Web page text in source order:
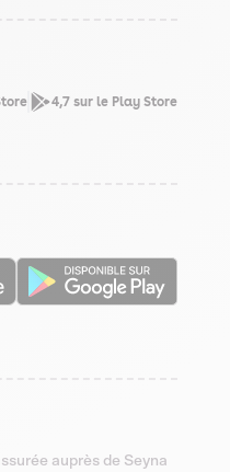
4,7 sur le Play Store
auprès de Seyna